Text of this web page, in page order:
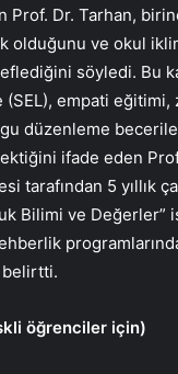
Dr. Tarhan,
olduğunu ve okul
söyledi. Bu
empati eğitimi,
düzenleme
ifade eden
tarafından 5 yıllık
Bilimi ve Değerler”
belirtti.
öğrenciler için)